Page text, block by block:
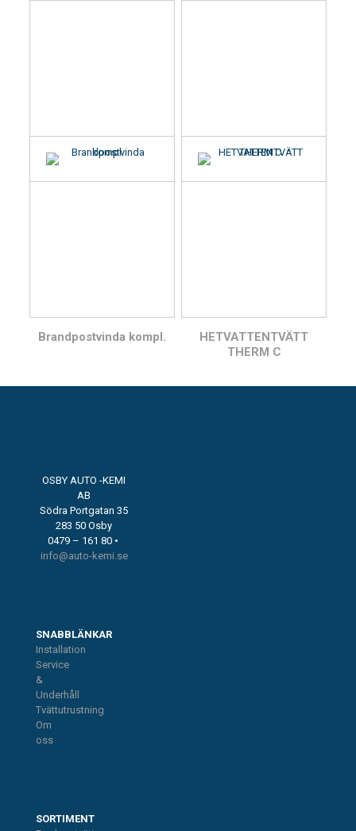
Brandpostvinda kompl.
HETVATTENTVÄTT
THERM C
OSBY AUTO -KEMI
AB
Södra Portgatan 35
283 50 Osby
0479 – 161 80 •
info@auto-kemi.se
SNABBLÄNKAR
Installation
Service
&
Underhåll
Tvättutrustning
Om
oss
SORTIMENT